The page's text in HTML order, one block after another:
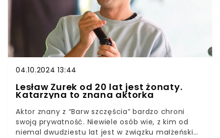
04.10.2024 13:44
Lesław Żurek od 20 lat jest żonaty.
Katarzyna to znana aktorka
Aktor znany z “Barw szczęścia” bardzo chroni
swoją prywatność. Niewiele osób wie, z kim od
niemal dwudziestu lat jest w związku małżeńskim.